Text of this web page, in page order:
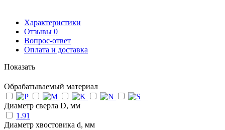
Характеристики
Отзывы 0
Вопрос-ответ
Оплата и доставка
Показать
Обрабатываемый материал
Диаметр сверла D, мм
1.91
Диаметр хвостовика d, мм